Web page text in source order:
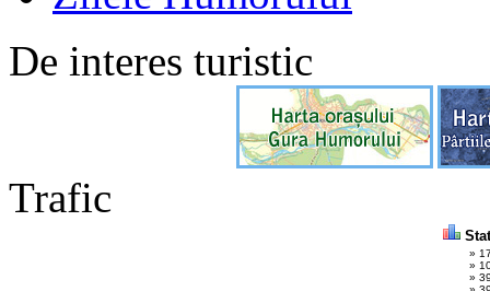
De interes turistic
Trafic
»
»
»